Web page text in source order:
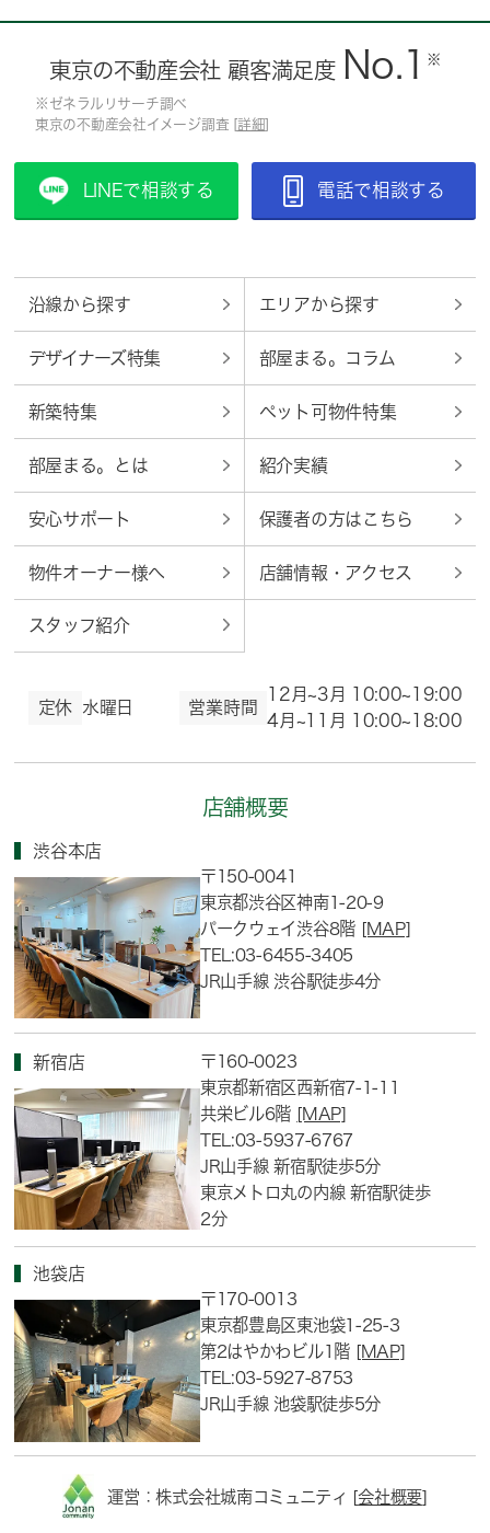
東京の不動産会社 顧客満足度 No.1 ※
※ゼネラルリサーチ調べ
東京の不動産会社イメージ調査 [詳細]
LINEで相談する 電話で相談する
沿線から探す エリアから探す
デザイナーズ特集 部屋まる。コラム
新築特集 ペット可物件特集
部屋まる。とは 紹介実績
安心サポート 保護者の方はこちら
物件オーナー様へ 店舗情報・アクセス
スタッフ紹介
定休 水曜日 営業時間
12月~3月 10:00~19:00
4月~11月 10:00~18:00
店舗概要
渋谷本店
〒150-0041
東京都渋谷区神南1-20-9
パークウェイ渋谷8階 [MAP]
TEL:03-6455-3405
JR山手線 渋谷駅徒歩4分
新宿店
〒160-0023
東京都新宿区西新宿7-1-11
共栄ビル6階 [MAP]
TEL:03-5937-6767
JR山手線 新宿駅徒歩5分
東京メトロ丸の内線 新宿駅徒歩
2分
池袋店
〒170-0013
東京都豊島区東池袋1-25-3
第2はやかわビル1階 [MAP]
TEL:03-5927-8753
JR山手線 池袋駅徒歩5分
運営：株式会社城南コミュニティ [会社概要]